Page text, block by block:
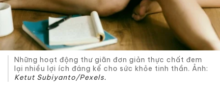
Những hoạt động thư giãn đơn giản thực chất đem
lại nhiều lợi ích đáng kể cho sức khỏe tinh thần. Ảnh:
Ketut Subiyanto/Pexels.